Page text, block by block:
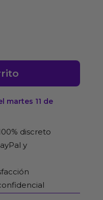
martes 11 de
discreto
y